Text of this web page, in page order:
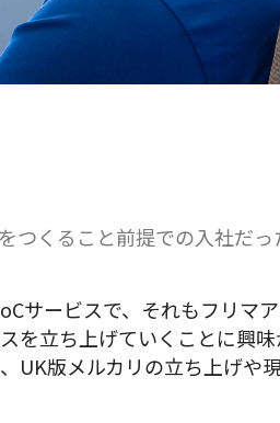
つくること前提での入社だっ
サービスで、それもフリマ
を立ち上げていくことに興
UK版メルカリの立ち上げや